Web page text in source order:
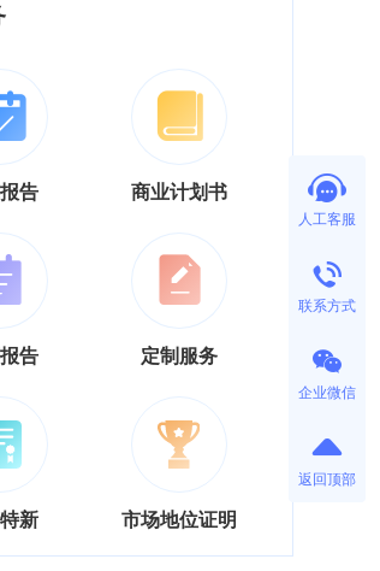
告 商业计划书
告 定制服务
新 市场地位证明
人工客服
联系方式
企业微信
返回顶部